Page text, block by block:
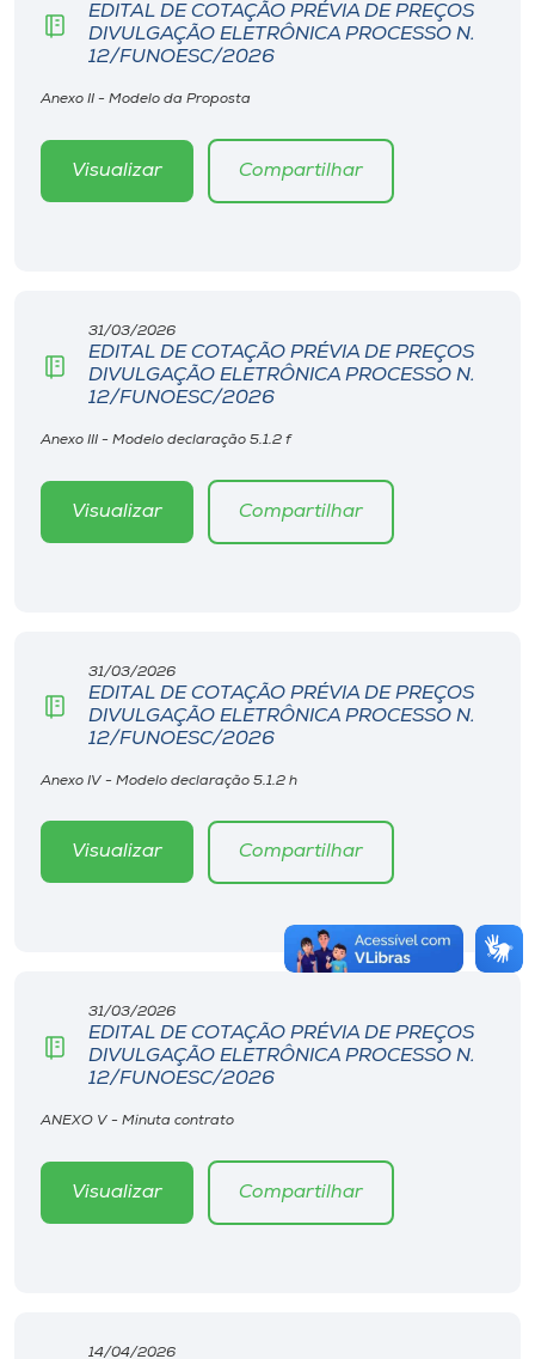
EDITAL DE COTAÇÃO PRÉVIA DE PREÇOS
DIVULGAÇÃO ELETRÔNICA PROCESSO N.
12/FUNOESC/2026
Anexo II - Modelo da Proposta
Visualizar Compartilhar
31/03/2026
EDITAL DE COTAÇÃO PRÉVIA DE PREÇOS
DIVULGAÇÃO ELETRÔNICA PROCESSO N.
12/FUNOESC/2026
Anexo III - Modelo declaração 5.1.2 f
Visualizar Compartilhar
31/03/2026
EDITAL DE COTAÇÃO PRÉVIA DE PREÇOS
DIVULGAÇÃO ELETRÔNICA PROCESSO N.
12/FUNOESC/2026
Anexo IV - Modelo declaração 5.1.2 h
Visualizar Compartilhar
31/03/2026
EDITAL DE COTAÇÃO PRÉVIA DE PREÇOS
DIVULGAÇÃO ELETRÔNICA PROCESSO N.
12/FUNOESC/2026
ANEXO V - Minuta contrato
Visualizar Compartilhar
14/04/2026